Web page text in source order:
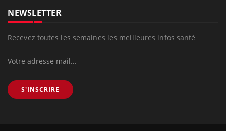
NEWSLETTER
Recevez toutes les semaines les meilleures infos santé
S'INSCRIRE